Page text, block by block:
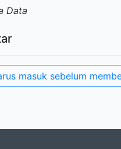
Data
masuk sebelum